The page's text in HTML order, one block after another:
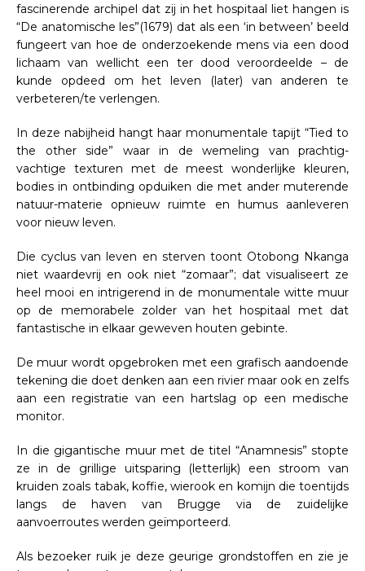
fascinerende archipel dat zij in het hospitaal liet hangen is
“De anatomische les”(1679) dat als een ‘in between’ beeld
fungeert van hoe de onderzoekende mens via een dood
lichaam van wellicht een ter dood veroordeelde – de
kunde opdeed om het leven (later) van anderen te
verbeteren/te verlengen.
In deze nabijheid hangt haar monumentale tapijt “Tied to
the other side” waar in de wemeling van prachtig-
vachtige texturen met de meest wonderlijke kleuren,
bodies in ontbinding opduiken die met ander muterende
natuur-materie opnieuw ruimte en humus aanleveren
voor nieuw leven.
Die cyclus van leven en sterven toont Otobong Nkanga
niet waardevrij en ook niet “zomaar”; dat visualiseert ze
heel mooi en intrigerend in de monumentale witte muur
op de memorabele zolder van het hospitaal met dat
fantastische in elkaar geweven houten gebinte.
De muur wordt opgebroken met een grafisch aandoende
tekening die doet denken aan een rivier maar ook en zelfs
aan een registratie van een hartslag op een medische
monitor.
In die gigantische muur met de titel “Anamnesis” stopte
ze in de grillige uitsparing (letterlijk) een stroom van
kruiden zoals tabak, koffie, wierook en komijn die toentijds
langs de haven van Brugge via de zuidelijke
aanvoerroutes werden geïmporteerd.
Als bezoeker ruik je deze geurige grondstoffen en zie je